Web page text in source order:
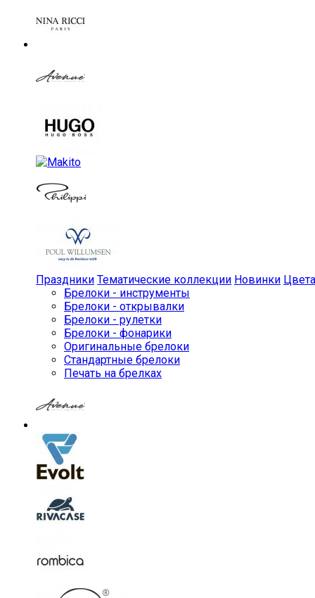
Праздники Тематические коллекции Новинки Цвета
Брелоки - инструменты
Брелоки - открывалки
Брелоки - рулетки
Брелоки - фонарики
Оригинальные брелоки
Стандартные брелоки
Печать на брелках